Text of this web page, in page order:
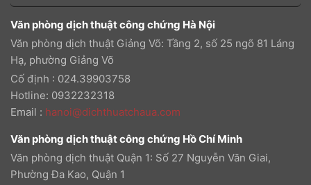
Văn phòng dịch thuật công chứng Hà Nội
Văn phòng dịch thuật Giảng Võ: Tầng 2, số 25 ngõ 81 Láng
Hạ, phường Giảng Võ
Cố định : 024.39903758
Hotline: 0932232318
Email : hanoi@dichthuatchaua.com
Văn phòng dịch thuật công chứng Hồ Chí Minh
Văn phòng dịch thuật Quận 1: Số 27 Nguyễn Văn Giai,
Phường Đa Kao, Quận 1